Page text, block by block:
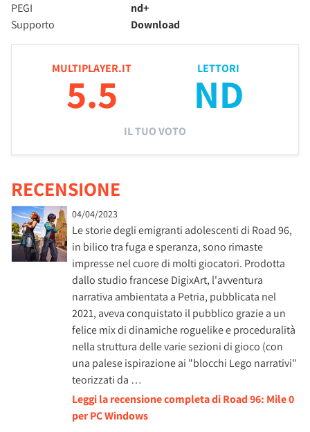
PEGI
nd+
Supporto
Download
MULTIPLAYER.IT
5.5
LETTORI
ND
IL TUO VOTO
RECENSIONE
04/04/2023
Le storie degli emigranti adolescenti di Road 96,
in bilico tra fuga e speranza, sono rimaste
impresse nel cuore di molti giocatori. Prodotta
dallo studio francese DigixArt, l'avventura
narrativa ambientata a Petria, pubblicata nel
2021, aveva conquistato il pubblico grazie a un
felice mix di dinamiche roguelike e proceduralità
nella struttura delle varie sezioni di gioco (con
una palese ispirazione ai "blocchi Lego narrativi"
teorizzati da …
Leggi la recensione completa di Road 96: Mile 0
per PC Windows